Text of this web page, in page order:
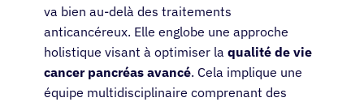
va bien au-delà des traitements
anticancéreux. Elle englobe une approche
holistique visant à optimiser la qualité de vie
cancer pancréas avancé. Cela implique une
équipe multidisciplinaire comprenant des